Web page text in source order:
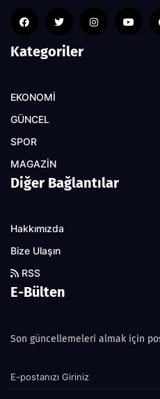
Kategoriler
EKONOMİ
GÜNCEL
SPOR
MAGAZİN
Diğer Bağlantılar
Hakkımızda
Bize Ulaşın
RSS
E-Bülten
Son güncellemeleri almak için